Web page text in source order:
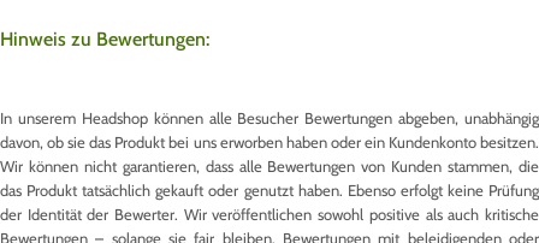
Hinweis zu Bewertungen:
In unserem Headshop können alle Besucher Bewertungen abgeben, unabhängig
davon, ob sie das Produkt bei uns erworben haben oder ein Kundenkonto besitzen.
Wir können nicht garantieren, dass alle Bewertungen von Kunden stammen, die
das Produkt tatsächlich gekauft oder genutzt haben. Ebenso erfolgt keine Prüfung
der Identität der Bewerter. Wir veröffentlichen sowohl positive als auch kritische
Bewertungen – solange sie fair bleiben. Bewertungen mit beleidigenden oder